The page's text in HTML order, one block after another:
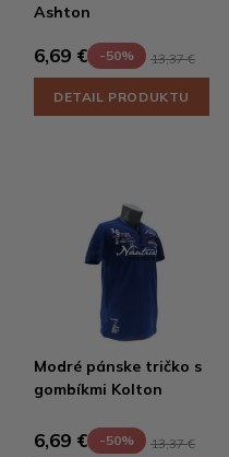
Ashton
6,69 € -50% 13,37 €
DETAIL PRODUKTU
Modré pánske tričko s
gombíkmi Kolton
6,69 € -50% 13,37 €